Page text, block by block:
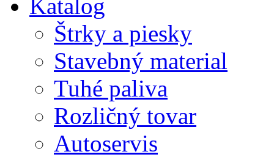
Katalog
Štrky a piesky
Stavebný material
Tuhé paliva
Rozličný tovar
Autoservis